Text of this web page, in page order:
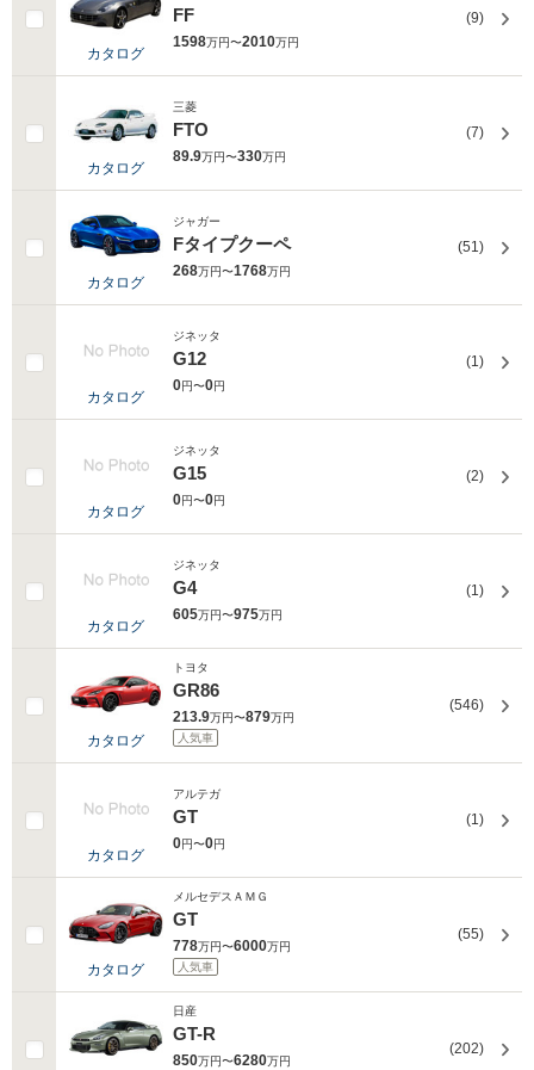
カタログ
FF
1598万円〜2010万円
(9)
カタログ
三菱
FTO
89.9万円〜330万円
(7)
カタログ
ジャガー
Fタイプクーペ
268万円〜1768万円
(51)
カタログ
ジネッタ
G12
0円〜0円
(1)
カタログ
ジネッタ
G15
0円〜0円
(2)
カタログ
ジネッタ
G4
605万円〜975万円
(1)
カタログ
トヨタ
GR86
213.9万円〜879万円
人気車
(546)
カタログ
アルテガ
GT
0円〜0円
(1)
カタログ
メルセデスＡＭＧ
GT
778万円〜6000万円
人気車
(55)
日産
GT-R
850万円〜6280万円
(202)